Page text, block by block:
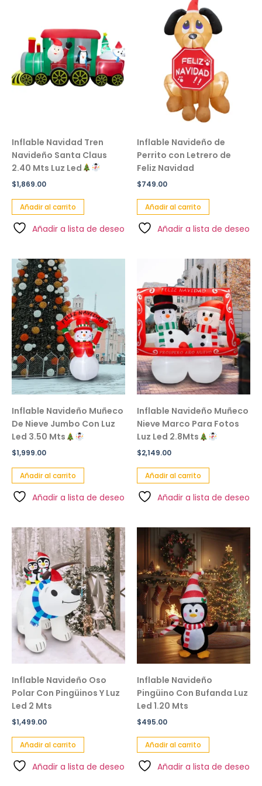
Inflable Navidad Tren
Navideño Santa Claus
2.40 Mts Luz Led
$1,869.00
Añadir al carrito
Añadir a lista de deseo
Inflable Navideño de
Perrito con Letrero de
Feliz Navidad
$749.00
Añadir al carrito
Añadir a lista de deseo
Inflable Navideño Muñeco
De Nieve Jumbo Con Luz
Led 3.50 Mts
$1,999.00
Añadir al carrito
Añadir a lista de deseo
Inflable Navideño Muñeco
Nieve Marco Para Fotos
Luz Led 2.8Mts
$2,149.00
Añadir al carrito
Añadir a lista de deseo
Inflable Navideño Oso
Polar Con Pingüinos Y Luz
Led 2 Mts
$1,499.00
Añadir al carrito
Añadir a lista de deseo
Inflable Navideño
Pingüino Con Bufanda Luz
Led 1.20 Mts
$495.00
Añadir al carrito
Añadir a lista de deseo